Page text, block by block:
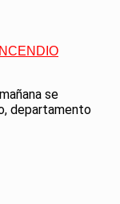
se
departamento